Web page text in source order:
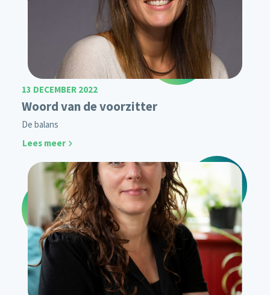
13 DECEMBER 2022
Woord van de voorzitter
De balans
Lees meer